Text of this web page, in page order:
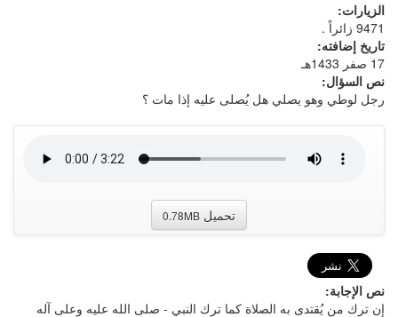
الزيارات:
9471 زائراً .
تاريخ إضافته:
17 صفر 1433هـ
نص السؤال:
رجل لوطي وهو يصلي هل يُصلى عليه إذا مات ؟
تحميل 0.78MB
نص الإجابة:
إن ترك من يُقتدى به الصلاة كما ترك النبي - صلى الله عليه وعلى آله